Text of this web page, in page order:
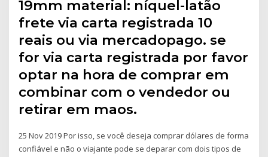
19mm material: níquel-latão
frete via carta registrada 10
reais ou via mercadopago. se
for via carta registrada por favor
optar na hora de comprar em
combinar com o vendedor ou
retirar em maos.
25 Nov 2019 Por isso, se você deseja comprar dólares de forma
confiável e não o viajante pode se deparar com dois tipos de